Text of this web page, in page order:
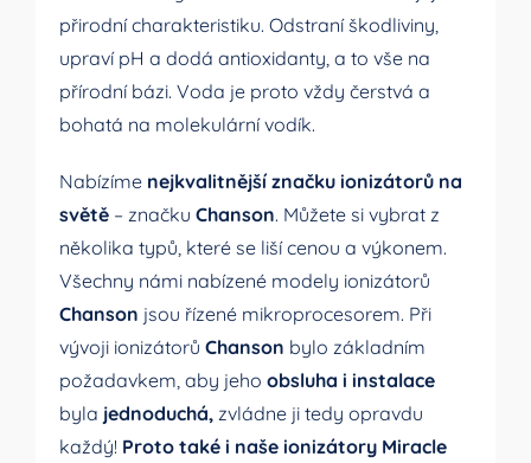
přirodní charakteristiku. Odstraní škodliviny,
upraví pH a dodá antioxidanty, a to vše na
přírodní bázi. Voda je proto vždy čerstvá a
bohatá na molekulární vodík.
Nabízíme nejkvalitnější značku ionizátorů na
světě– značku Chanson. Můžete si vybrat z
několika typů, které se liší cenou a výkonem.
Všechny námi nabízené modely ionizátorů
Chanson jsou řízené mikroprocesorem. Při
vývoji ionizátorů Chanson bylo základním
požadavkem, aby jeho obsluha i instalace
byla jednoduchá, zvládne ji tedy opravdu
každý! Proto také i naše ionizátory Miracle